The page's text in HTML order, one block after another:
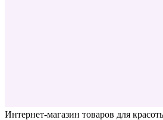
Интернет-магазин товаров для